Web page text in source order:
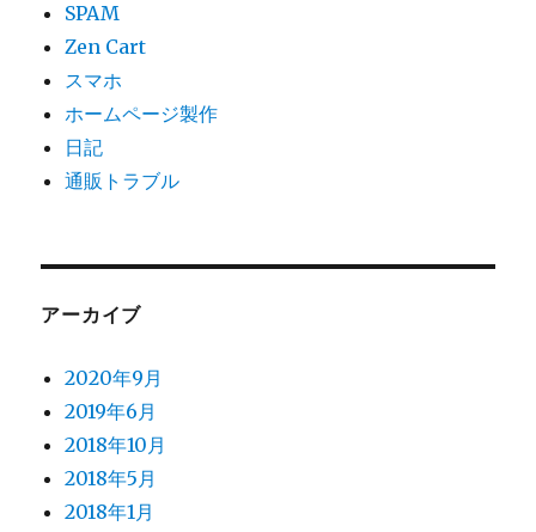
SPAM
Zen Cart
スマホ
ホームページ製作
日記
通販トラブル
アーカイブ
2020年9月
2019年6月
2018年10月
2018年5月
2018年1月